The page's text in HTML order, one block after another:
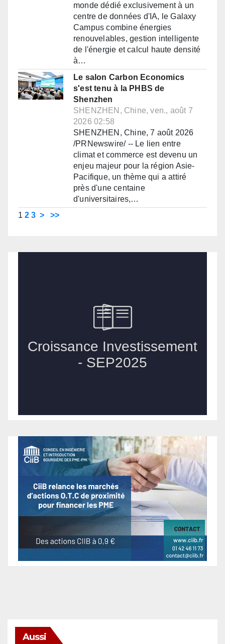
monde dédié exclusivement à un
centre de données d'IA, le Galaxy
Campus combine énergies
renouvelables, gestion intelligente
de l'énergie et calcul haute densité
à…
Le salon Carbon Economics
s'est tenu à la PHBS de
Shenzhen
SHENZHEN, Chine, ven., août 7
2026 02:58
SHENZHEN, Chine, 7 août 2026
/PRNewswire/ -- Le lien entre
climat et commerce est devenu un
enjeu majeur pour la région Asie-
Pacifique, un thème qui a attiré
près d'une centaine
d'universitaires,…
1 2 3 > >>
Aussi